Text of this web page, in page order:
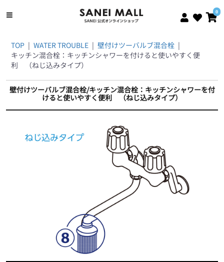
0
TOP | WATER TROUBLE | 壁付けツーバルブ混合栓 |
キッチン混合栓：キッチンシャワーを付けると使いやすく便
利 （ねじ込みタイプ）
壁付けツーバルブ混合栓/キッチン混合栓：キッチンシャワーを付
けると使いやすく便利 （ねじ込みタイプ）